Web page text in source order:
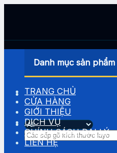
Tìm
kiếm:
Danh mục sản phẩm
TRANG CHỦ
CỬA HÀNG
GIỚI THIỆU
DỊCH VỤ
CHÍNH SÁCH ĐẠI LÝ
LIÊN HỆ